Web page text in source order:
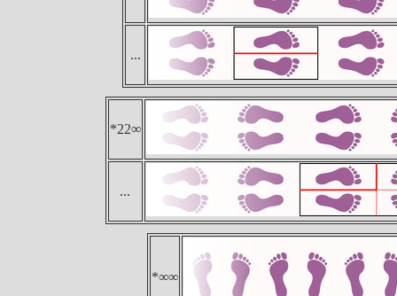
...
*22∞
...
*∞∞